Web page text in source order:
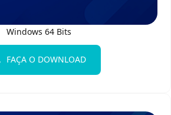
Windows 64 Bits
FAÇA O DOWNLOAD